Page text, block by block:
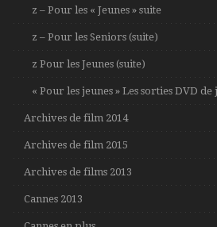
z – Pour les « Jeunes » suite
z – Pour les Seniors (suite)
z Pour les Jeunes (suite)
« Pour les jeunes » Les sorties DVD
Archives de film 2014
Archives de film 2015
Archives de films 2013
Cannes 2013